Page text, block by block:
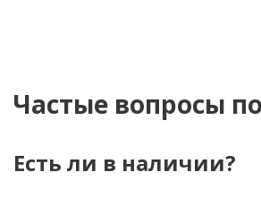
Частые вопросы
Есть ли в наличии?